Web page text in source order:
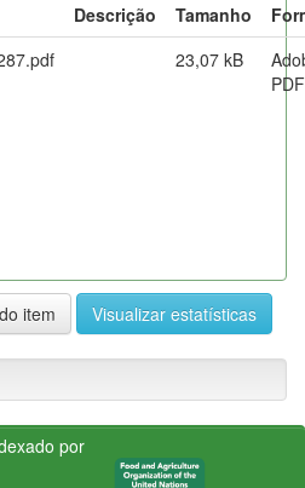
Descrição Tamanho
23,07 kB
PDF
item Visualizar estatísticas
por